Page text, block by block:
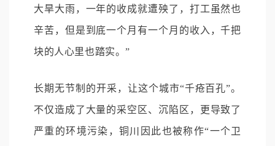
大旱大雨，一年的收成就遭殃了，打工虽然也
辛苦，但是到底一个月有一个月的收入，千把
块的人心里也踏实。”
长期无节制的开采，让这个城市“千疮百孔”。
不仅造成了大量的采空区、沉陷区，更导致了
严重的环境污染，铜川因此也被称作“一个卫